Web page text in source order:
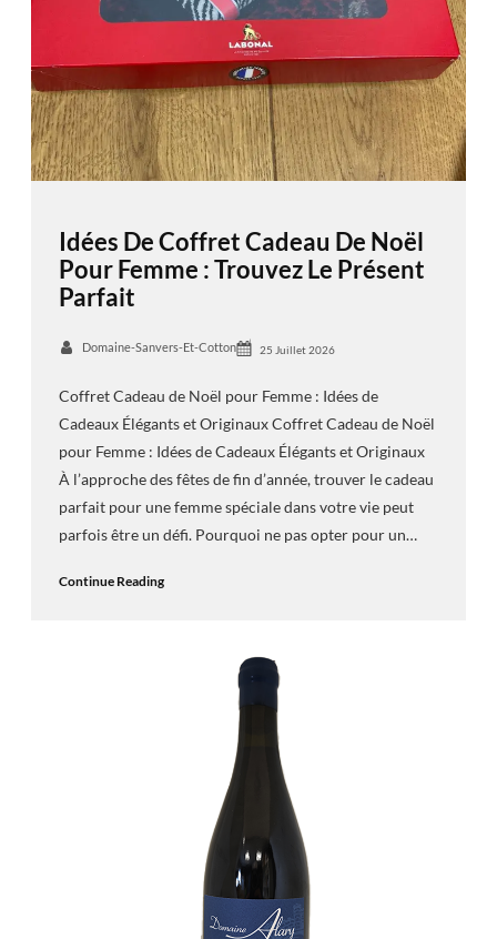
Idées De Coffret Cadeau De Noël
Pour Femme : Trouvez Le Présent
Parfait
Domaine-Sanvers-Et-Cotton 25 Juillet 2026
Coffret Cadeau de Noël pour Femme : Idées de
Cadeaux Élégants et Originaux Coffret Cadeau de Noël
pour Femme : Idées de Cadeaux Élégants et Originaux
À l’approche des fêtes de fin d’année, trouver le cadeau
parfait pour une femme spéciale dans votre vie peut
parfois être un défi. Pourquoi ne pas opter pour un…
Continue Reading